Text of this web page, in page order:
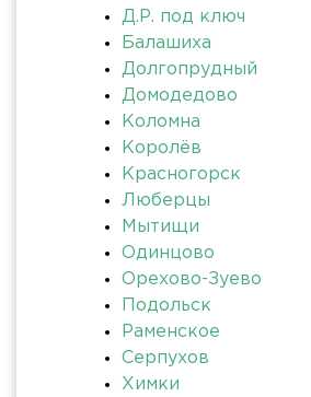
Д.Р. под ключ
Балашиха
Долгопрудный
Домодедово
Коломна
Королёв
Красногорск
Люберцы
Мытищи
Одинцово
Орехово-Зуево
Подольск
Раменское
Серпухов
Химки